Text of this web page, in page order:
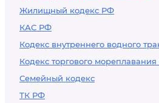
Жилищный кодекс РФ
КАС РФ
Кодекс внутреннего водного
Кодекс торгового
Семейный кодекс
ТК РФ